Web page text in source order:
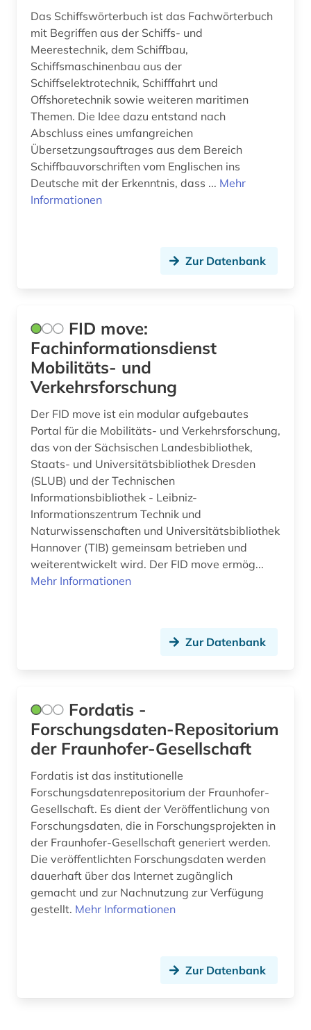
Das Schiffswörterbuch ist das Fachwörterbuch
mit Begriffen aus der Schiffs- und
Meerestechnik, dem Schiffbau,
Schiffsmaschinenbau aus der
Schiffselektrotechnik, Schifffahrt und
Offshoretechnik sowie weiteren maritimen
Themen. Die Idee dazu entstand nach
Abschluss eines umfangreichen
Übersetzungsauftrages aus dem Bereich
Schiffbauvorschriften vom Englischen ins
Deutsche mit der Erkenntnis, dass ... Mehr
Informationen
Zur Datenbank
FID move:
Fachinformationsdienst
Mobilitäts- und
Verkehrsforschung
Der FID move ist ein modular aufgebautes
Portal für die Mobilitäts- und Verkehrsforschung,
das von der Sächsischen Landesbibliothek,
Staats- und Universitätsbibliothek Dresden
(SLUB) und der Technischen
Informationsbibliothek - Leibniz-
Informationszentrum Technik und
Naturwissenschaften und Universitätsbibliothek
Hannover (TIB) gemeinsam betrieben und
weiterentwickelt wird. Der FID move ermög...
Mehr Informationen
Zur Datenbank
Fordatis -
Forschungsdaten-Repositorium
der Fraunhofer-Gesellschaft
Fordatis ist das institutionelle
Forschungsdatenrepositorium der Fraunhofer-
Gesellschaft. Es dient der Veröffentlichung von
Forschungsdaten, die in Forschungsprojekten in
der Fraunhofer-Gesellschaft generiert werden.
Die veröffentlichten Forschungsdaten werden
dauerhaft über das Internet zugänglich
gemacht und zur Nachnutzung zur Verfügung
gestellt. Mehr Informationen
Zur Datenbank